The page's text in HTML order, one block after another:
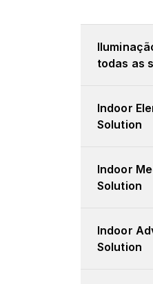
todas as
Indoor
Solution
Indoor
Solution
Indoor
Solution